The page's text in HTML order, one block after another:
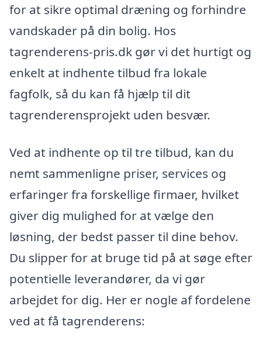
for at sikre optimal dræning og forhindre
vandskader på din bolig. Hos
tagrenderens-pris.dk gør vi det hurtigt og
enkelt at indhente tilbud fra lokale
fagfolk, så du kan få hjælp til dit
tagrenderensprojekt uden besvær.
Ved at indhente op til tre tilbud, kan du
nemt sammenligne priser, services og
erfaringer fra forskellige firmaer, hvilket
giver dig mulighed for at vælge den
løsning, der bedst passer til dine behov.
Du slipper for at bruge tid på at søge efter
potentielle leverandører, da vi gør
arbejdet for dig. Her er nogle af fordelene
ved at få tagrenderens: